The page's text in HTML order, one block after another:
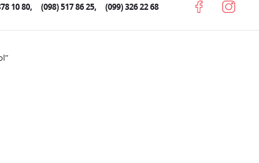
10 80 (098) 517 86 25 (099) 326 22 68